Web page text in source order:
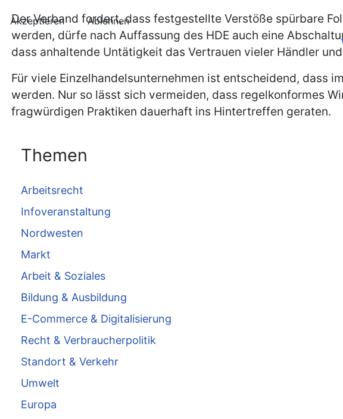
Der Verband fordert, dass festgestellte Verstöße spürbare
werden, dürfe nach Auffassung des HDE auch eine
dass anhaltende Untätigkeit das Vertrauen vieler Händler
Für viele Einzelhandelsunternehmen ist entscheidend, dass
werden. Nur so lässt sich vermeiden, dass regelkonformes
fragwürdigen Praktiken dauerhaft ins Hintertreffen geraten.
Themen
Arbeitsrecht
Infoveranstaltung
Nordwesten
Markt
Arbeit & Soziales
Bildung & Ausbildung
E-Commerce & Digitalisierung
Recht & Verbraucherpolitik
Standort & Verkehr
Umwelt
Europa
Akzeptieren Ablehnen